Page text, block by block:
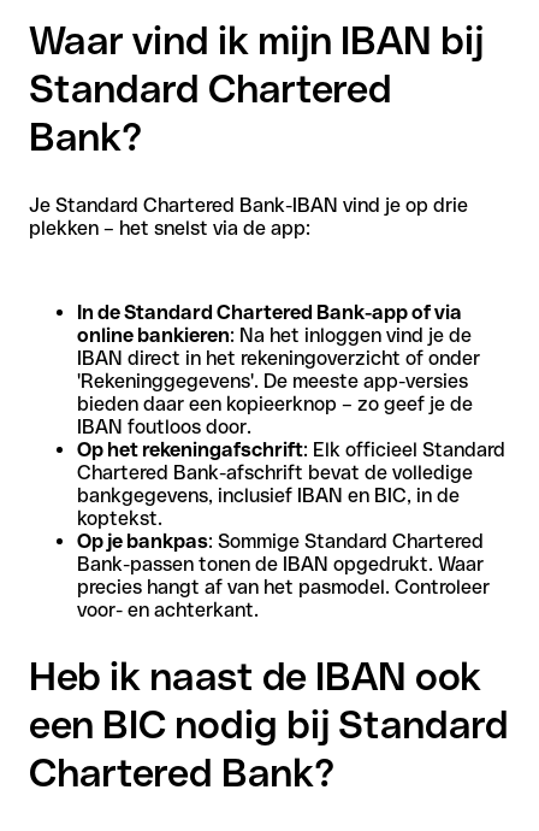
Waar vind ik mijn IBAN bij
Standard Chartered
Bank?
Je Standard Chartered Bank-IBAN vind je op drie
plekken – het snelst via de app:
In de Standard Chartered Bank-app of via
online bankieren: Na het inloggen vind je de
IBAN direct in het rekeningoverzicht of onder
'Rekeninggegevens'. De meeste app-versies
bieden daar een kopieerknop – zo geef je de
IBAN foutloos door.
Op het rekeningafschrift: Elk officieel Standard
Chartered Bank-afschrift bevat de volledige
bankgegevens, inclusief IBAN en BIC, in de
koptekst.
Op je bankpas: Sommige Standard Chartered
Bank-passen tonen de IBAN opgedrukt. Waar
precies hangt af van het pasmodel. Controleer
voor- en achterkant.
Heb ik naast de IBAN ook
een BIC nodig bij Standard
Chartered Bank?